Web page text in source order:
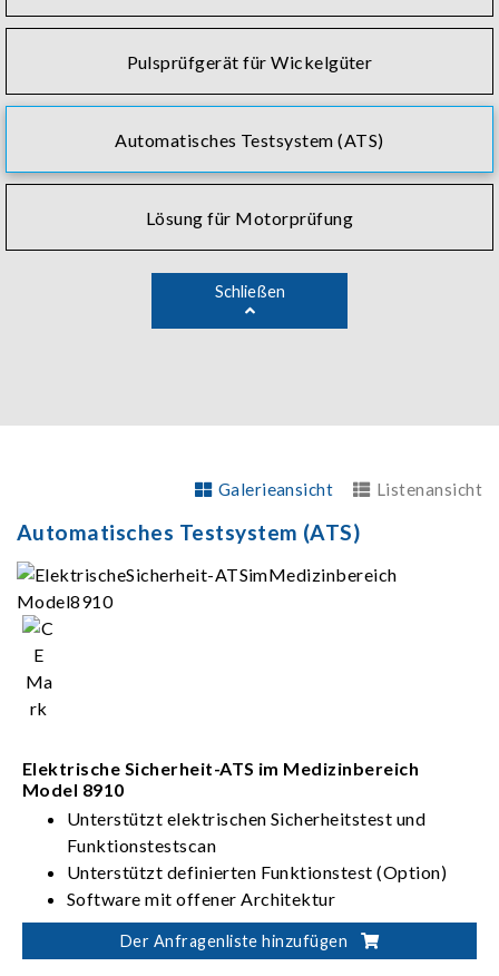
Pulsprüfgerät für Wickelgüter
Automatisches Testsystem (ATS)
Lösung für Motorprüfung
Schließen
Galerieansicht Listenansicht
Automatisches Testsystem (ATS)
Elektrische Sicherheit-ATS im Medizinbereich
Model 8910
Unterstützt elektrischen Sicherheitstest und
Funktionstestscan
Unterstützt definierten Funktionstest (Option)
Software mit offener Architektur
Der Anfragenliste hinzufügen